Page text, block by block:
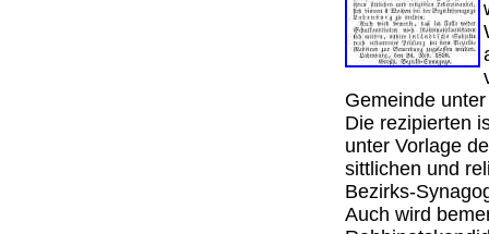
Gemeinde
Die rezipierten
unter Vorlage
sittlichen und
Bezirks-
Auch wird